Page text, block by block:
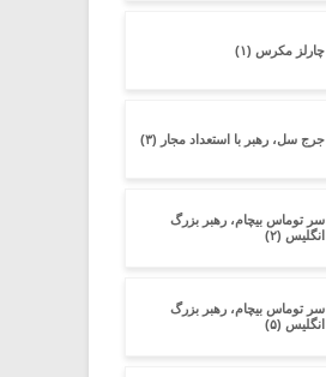
چارلز مکرس (۱)
جرج سل، رهبر با استعداد مجار (۳)
سر توماس بیچام، رهبر بزرگ
انگلیس (۲)
سر توماس بیچام، رهبر بزرگ
انگلیس (۵)